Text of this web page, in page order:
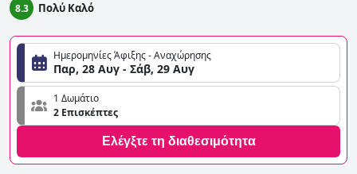
8.3 Πολύ Καλό
Ημερομηνίες Άφιξης - Αναχώρησης
Παρ, 28 Αυγ - Σάβ, 29 Αυγ
1 Δωμάτιο
2 Επισκέπτες
Ελέγξτε τη διαθεσιμότητα